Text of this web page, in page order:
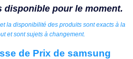
disponible pour le moment.
la disponibilité des produits sont exacts à la
et sont sujets à changement.
de Prix de samsung